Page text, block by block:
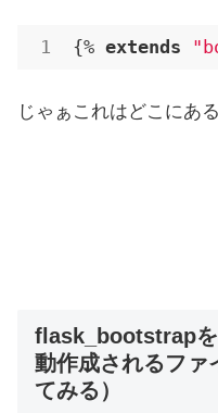
{% extends
じゃぁこれはどこにあ
flask_bootstrapを
動作成されるフ
てみる）